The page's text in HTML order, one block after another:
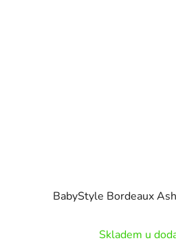
BabyStyle Bordeaux
Skladem u